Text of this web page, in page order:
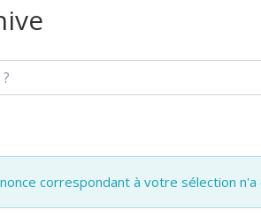
correspondant à votre sélection